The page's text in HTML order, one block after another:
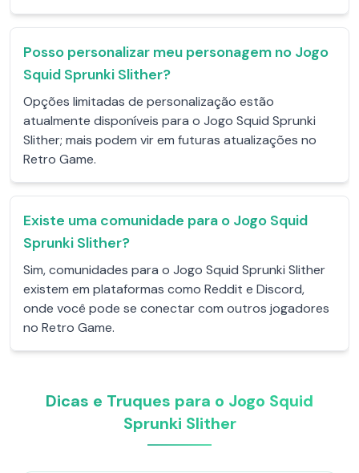
Posso personalizar meu personagem no Jogo
Squid Sprunki Slither?
Opções limitadas de personalização estão
atualmente disponíveis para o Jogo Squid Sprunki
Slither; mais podem vir em futuras atualizações no
Retro Game.
Existe uma comunidade para o Jogo Squid
Sprunki Slither?
Sim, comunidades para o Jogo Squid Sprunki Slither
existem em plataformas como Reddit e Discord,
onde você pode se conectar com outros jogadores
no Retro Game.
Dicas e Truques para o Jogo Squid
Sprunki Slither